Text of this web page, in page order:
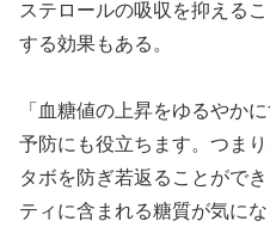
ステロールの吸収を抑える
する効果もある。
「血糖値の上昇をゆるやか
予防にも役立ちます。つま
タボを防ぎ若返ることがで
ティに含まれる糖質が気に